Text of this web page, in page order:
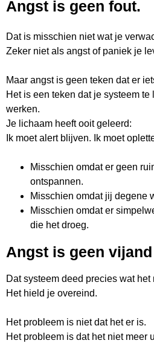
Angst is geen fout.
Dat is misschien niet wat je
Zeker niet als angst of paniek je
Maar angst is geen teken dat er
Het is een teken dat je systeem te
werken.
Je lichaam heeft ooit geleerd:
Ik moet alert blijven. Ik moet
Misschien omdat er geen
ontspannen.
Misschien omdat jij degene
Misschien omdat er
die het droeg.
Angst is geen vijand
Dat systeem deed precies wat het
Het hield je overeind.
Het probleem is niet dat het er is.
Het probleem is dat het niet meer